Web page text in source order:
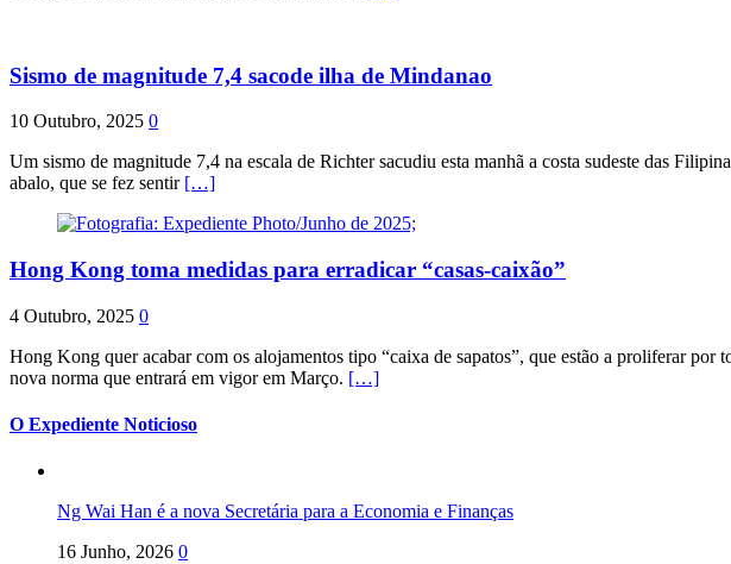
Sismo de magnitude 7,4 sacode ilha de Mindanao
10 Outubro, 2025 0
Um sismo de magnitude 7,4 na escala de Richter sacudiu esta manhã a costa sudeste das
abalo, que se fez sentir […]
Hong Kong toma medidas para erradicar “casas-caixão”
4 Outubro, 2025 0
Hong Kong quer acabar com os alojamentos tipo “caixa de sapatos”, que estão a proliferar
nova norma que entrará em vigor em Março. […]
O Expediente Noticioso
Ng Wai Han é a nova Secretária para a Economia e Finanças
16 Junho, 2026 0